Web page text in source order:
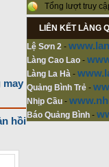
may
hồi
Tổng lượt truy
LIÊN KẾT LÀNG
Lệ Sơn 2 -
Làng Cao Lao -
Làng La Hà -
Quảng Bình Trẻ -
Nhịp Cầu -
Báo Quảng Bình -